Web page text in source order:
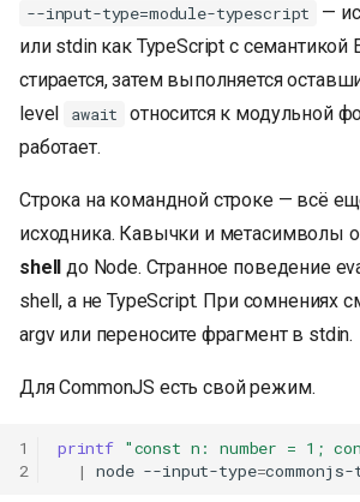
--input-type=module-typescript —
или stdin как TypeScript с семантикой
стирается, затем выполняется
level
await
относится к модульной
работает.
Строка на командной строке — всё
исходника. Кавычки и метасимволы
shell
до Node. Странное поведение
shell, а не TypeScript. При сомнениях
argv или переносите фрагмент в stdin.
Для CommonJS есть свой режим.
1
2
printf "const n: number = 1;
|
node --input-type=